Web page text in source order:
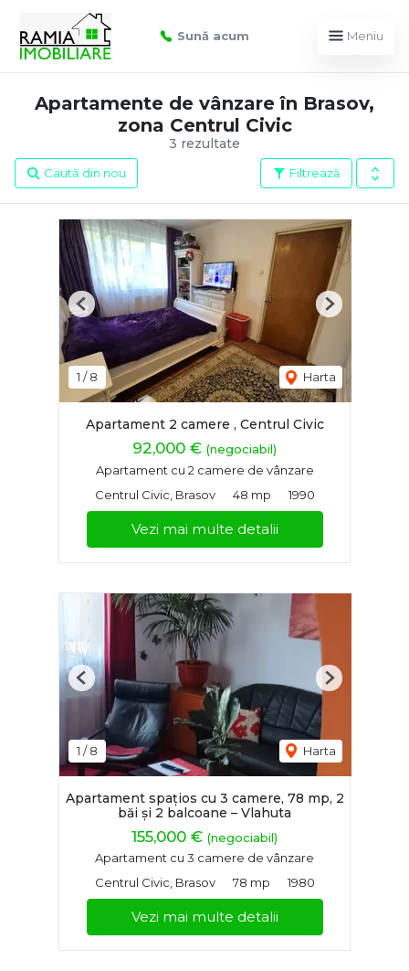
Sună acum Meniu
3 rezultate
Apartamente de vânzare în Brasov,
zona Centrul Civic
Filtrează
Caută din nou
1 /8 Harta
Previous Next
Apartament 2 camere , Centrul Civic
92,000 € (negociabil)
Apartament cu 2 camere de vânzare
Centrul Civic, Brasov
48 mp 1990
Vezi mai multe detalii
1 /8 Harta
Previous Next
Apartament spațios cu 3 camere, 78 mp, 2
băi și 2 balcoane – Vlahuta
155,000 € (negociabil)
Apartament cu 3 camere de vânzare
Centrul Civic, Brasov
78 mp 1980
Vezi mai multe detalii